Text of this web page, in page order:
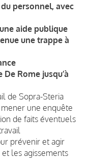
personnel, avec
aide publique
une trappe à
Rome jusqu’à
de Sopra-Steria
une enquête
de faits éventuels
prévenir et agir
les agissements